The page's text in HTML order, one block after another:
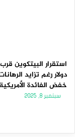
دولار رغم تزايد
خفض الفائدة الأمريكية
سبتمبر 8, 2025